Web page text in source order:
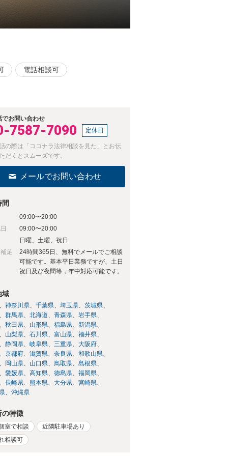
電話相談可
でお問い合わせ
7587-7090 定休日
の際は「ココナラ法律相談を見た」とお伝
だくとスムーズです。
メールでお問い合わせ
09:00〜20:00
09:00〜20:00
日曜、土曜、祝日
足
24時間365日、無料でメールでご相談
可能です。基本平日業務ですが、土日
祝日及び夜間等，年中対応可能です。
域
神奈川県 千葉県 埼玉県
茨城県
群馬県
北海道 青森県
岩手県
秋田県
山形県 福島県
新潟県
山梨県
石川県 富山県
福井県
静岡県
岐阜県 三重県
大阪府
京都府
滋賀県 奈良県
和歌山県
岡山県
山口県 鳥取県
島根県
愛媛県
高知県 徳島県
福岡県
長崎県
熊本県 大分県
宮崎県
沖縄県
の特徴
室で相談
近隣駐車場あり
相談可